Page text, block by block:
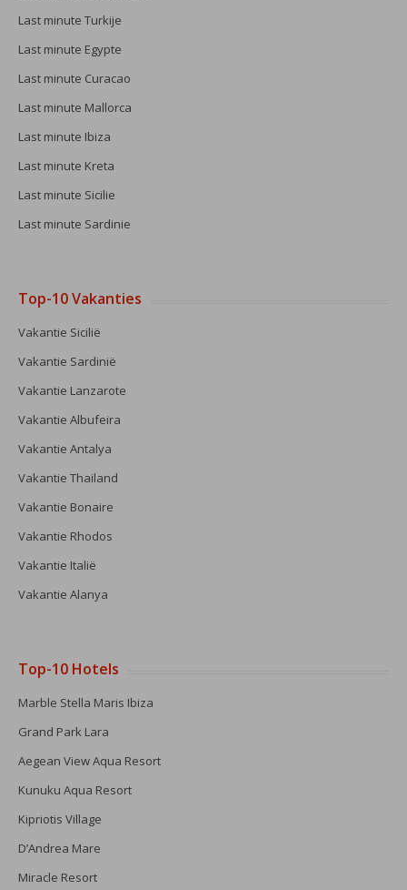
Last minute Turkije
Last minute Egypte
Last minute Curacao
Last minute Mallorca
Last minute Ibiza
Last minute Kreta
Last minute Sicilie
Last minute Sardinie
Top-10 Vakanties
Vakantie Sicilië
Vakantie Sardinië
Vakantie Lanzarote
Vakantie Albufeira
Vakantie Antalya
Vakantie Thailand
Vakantie Bonaire
Vakantie Rhodos
Vakantie Italië
Vakantie Alanya
Top-10 Hotels
Marble Stella Maris Ibiza
Grand Park Lara
Aegean View Aqua Resort
Kunuku Aqua Resort
Kipriotis Village
D’Andrea Mare
Miracle Resort